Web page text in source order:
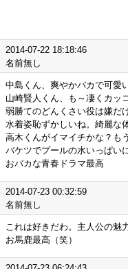
2014-07-22 18:18:46
名前無し
中島くん、爽やかバカで可愛
山崎賢人くん、も～凄くカッ
弱勝てのどんくさい役は嫌だ
水着姿恥ずかしいね。綺麗な
高木くんがイマイチかな？も
バケツでプールの水いっぱい
おバカな青春ドラマ最高
2014-07-23 00:32:59
名前無し
これは好きだわ。主人公の魅
お馬鹿最高（笑）